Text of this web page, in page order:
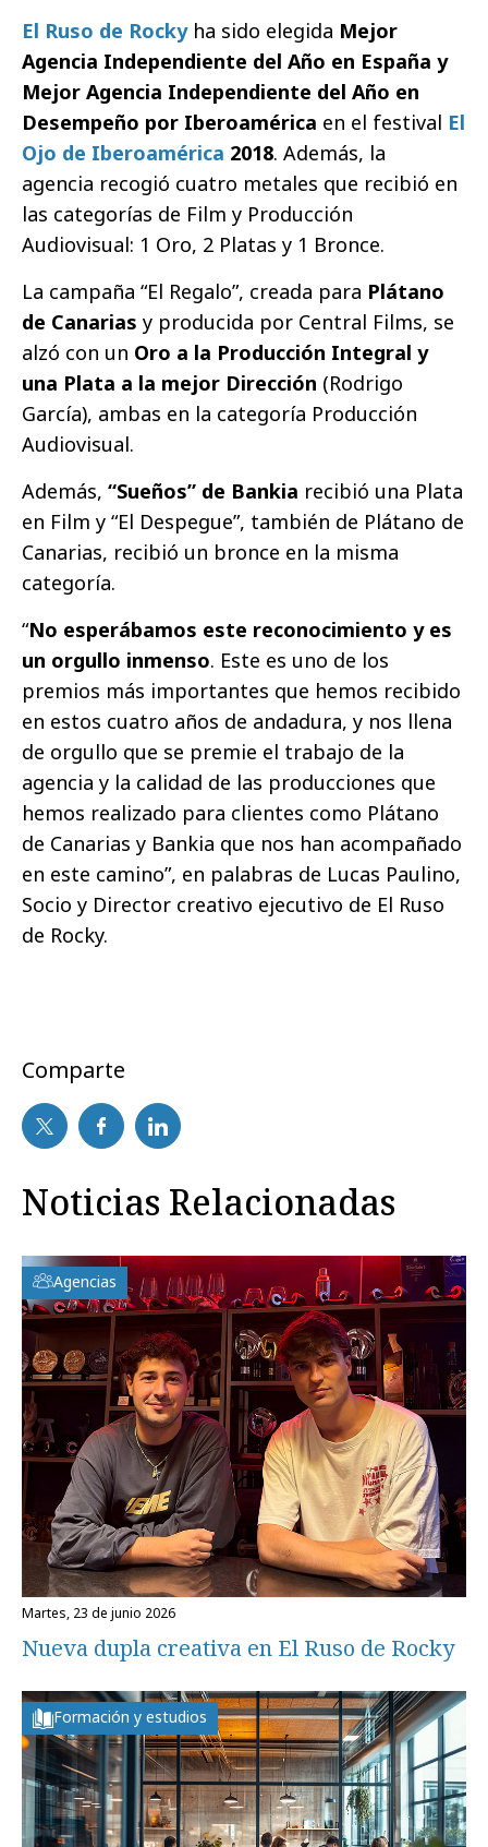
El Ruso de Rockyha sido elegida Mejor
Agencia Independiente del Año en España y
Mejor Agencia Independiente del Año en
Desempeño por Iberoamérica en el festival El
Ojo de Iberoamérica 2018. Además, la
agencia recogió cuatro metales que recibió en
las categorías de Film y Producción
Audiovisual: 1 Oro, 2 Platas y 1 Bronce.
La campaña “El Regalo”, creada para Plátano
de Canarias y producida por Central Films, se
alzó con un Oro a la Producción Integral y
una Plata a la mejor Dirección (Rodrigo
García), ambas en la categoría Producción
Audiovisual.
Además, “Sueños” de Bankia recibió una Plata
en Film y “El Despegue”, también de Plátano de
Canarias, recibió un bronce en la misma
categoría.
“No esperábamos este reconocimiento y es
un orgullo inmenso. Este es uno de los
premios más importantes que hemos recibido
en estos cuatro años de andadura, y nos llena
de orgullo que se premie el trabajo de la
agencia y la calidad de las producciones que
hemos realizado para clientes como Plátano
de Canarias y Bankia que nos han acompañado
en este camino”, en palabras de Lucas Paulino,
Socio y Director creativo ejecutivo de El Ruso
de Rocky.
Comparte
Noticias Relacionadas
Agencias
martes, 23 de junio 2026
Nueva dupla creativa en El Ruso de Rocky
Formación y estudios